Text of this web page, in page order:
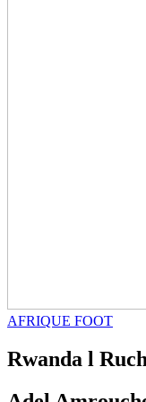
AFRIQUE FOOT
Rwanda l